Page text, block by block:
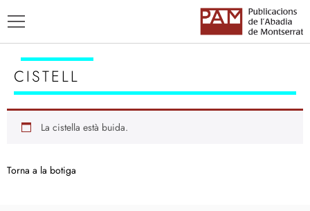
AUTORS
CISTELL
La cistella està buida.
Torna a la botiga